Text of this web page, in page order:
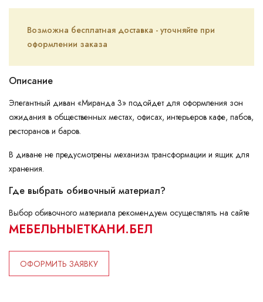
Возможна бесплатная доставка - уточняйте при
оформлении заказа
Описание
Элегантный диван «Миранда 3» подойдет для оформления зон
ожидания в общественных местах, офисах, интерьеров кафе, пабов,
ресторанов и баров.
В диване не предусмотрены механизм трансформации и ящик для
хранения.
Где выбрать обивочный материал?
Выбор обивочного материала рекомендуем осуществлять на сайте
МЕБЕЛЬНЫЕТКАНИ.БЕЛ
ОФОРМИТЬ ЗАЯВКУ